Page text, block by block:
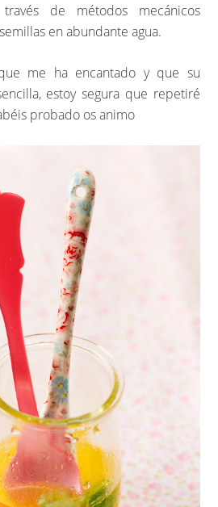
de métodos mecánicos
en abundante agua.
me ha encantado y que su
estoy segura que repetiré
probado os animo